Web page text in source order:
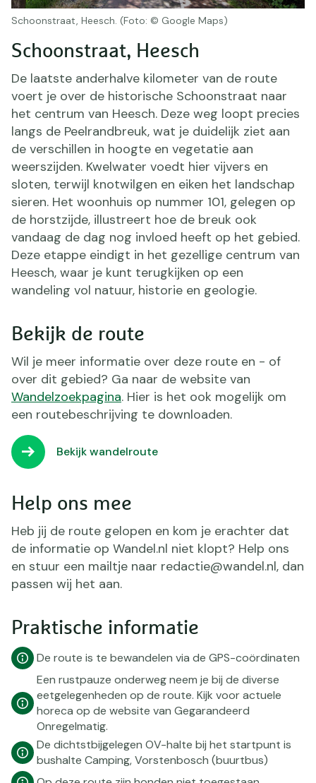
Schoonstraat, Heesch. (Foto: © Google Maps)
Schoonstraat, Heesch
De laatste anderhalve kilometer van de route
voert je over de historische Schoonstraat naar
het centrum van Heesch. Deze weg loopt precies
langs de Peelrandbreuk, wat je duidelijk ziet aan
de verschillen in hoogte en vegetatie aan
weerszijden. Kwelwater voedt hier vijvers en
sloten, terwijl knotwilgen en eiken het landschap
sieren. Het woonhuis op nummer 101, gelegen op
de horstzijde, illustreert hoe de breuk ook
vandaag de dag nog invloed heeft op het gebied.
Deze etappe eindigt in het gezellige centrum van
Heesch, waar je kunt terugkijken op een
wandeling vol natuur, historie en geologie.
Bekijk de route
Wil je meer informatie over deze route en - of
over dit gebied? Ga naar de website van
Wandelzoekpagina. Hier is het ook mogelijk om
een routebeschrijving te downloaden.
Bekijk wandelroute
Help ons mee
Heb jij de route gelopen en kom je erachter dat
de informatie op Wandel.nl niet klopt? Help ons
en stuur een mailtje naar redactie@wandel.nl, dan
passen wij het aan.
Praktische informatie
De route is te bewandelen via de GPS-coördinaten
Een rustpauze onderweg neem je bij de diverse
eetgelegenheden op de route. Kijk voor actuele
horeca op de website van Gegarandeerd
Onregelmatig.
De dichtstbijgelegen OV-halte bij het startpunt is
bushalte Camping, Vorstenbosch (buurtbus)